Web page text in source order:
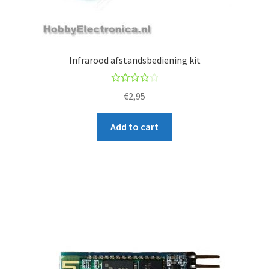
Infrarood afstandsbediening kit
4.00
5
€2,95
Add to cart